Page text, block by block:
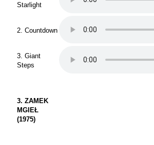
Starlight
2. Countdown
3. Giant
Steps
3. ZAMEK
MGIEŁ
(1975)